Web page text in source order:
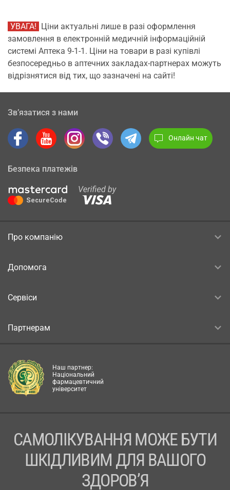
УВАГА! Ціни актуальні лише в разі оформлення
замовлення в електронній медичній інформаційній
системі Аптека 9-1-1. Ціни на товари в разі купівлі
безпосередньо в аптечних закладах-партнерах можуть
відрізнятися від тих, що зазначені на сайті!
Зв’язатися з нами
Онлайн чат
Безпека платежів
Про компанію
Допомога
Сервіси
Партнерам
Наш партнер:
Національний
фармацевтичний
університет
САМОЛІКУВАННЯ МОЖЕ БУТИ
ШКІДЛИВИМ ДЛЯ ВАШОГО
ЗДОРОВ’Я